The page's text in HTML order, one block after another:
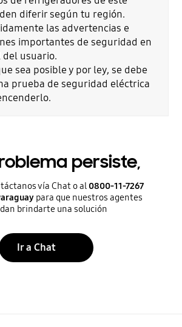
diferir según tu región.
las advertencias e
importantes de seguridad en
usuario.
sea posible y por ley, se debe
prueba de seguridad eléctrica
persiste,
vía Chat o al 0800-11-7267
para que nuestros agentes
brindarte una solución
Ir a Chat